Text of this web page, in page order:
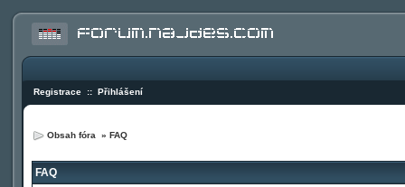
Registrace :: Přihlášení
Obsah fóra » FAQ
FAQ